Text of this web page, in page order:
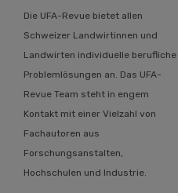
Die UFA-Revue bietet allen
Schweizer Landwirtinnen und
Landwirten individuelle berufliche
Problemlösungen an. Das UFA-
Revue Team steht in engem
Kontakt mit einer Vielzahl von
Fachautoren aus
Forschungsanstalten,
Hochschulen und Industrie.